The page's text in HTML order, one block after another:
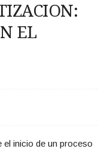
EL
el inicio de un proceso